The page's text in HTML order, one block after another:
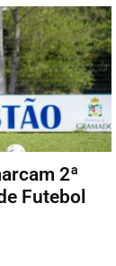
2ª
Futebol